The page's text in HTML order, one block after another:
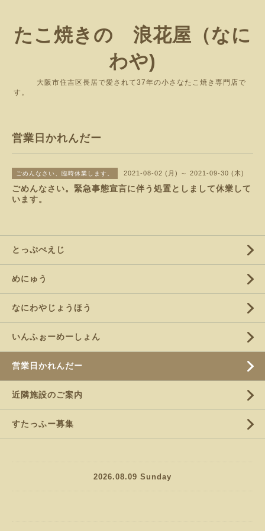
たこ焼きの 浪花屋（なに
わや)
大阪市住吉区長居で愛されて37年の小さなたこ焼き専門店で
す。
営業日かれんだー
ごめんなさい、臨時休業します。 2021-08-02 (月) ～ 2021-09-30 (木)
ごめんなさい。緊急事態宣言に伴う処置としまして休業して
います。
とっぷぺえじ
めにゅう
なにわやじょうほう
いんふぉーめーしょん
営業日かれんだー
近隣施設のご案内
すたっふー募集
2026.08.09 Sunday